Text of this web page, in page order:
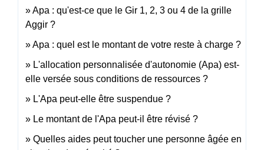
Apa : qu'est-ce que le Gir 1, 2, 3 ou 4 de la grille
Aggir ?
Apa : quel est le montant de votre reste à charge ?
L'allocation personnalisée d'autonomie (Apa) est-
elle versée sous conditions de ressources ?
L'Apa peut-elle être suspendue ?
Le montant de l'Apa peut-il être révisé ?
Quelles aides peut toucher une personne âgée en